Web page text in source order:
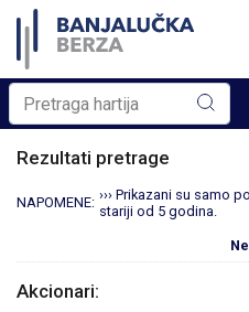
Rezultati pretrage
NAPOMENE: ››› Prikazani su samo
stariji od 5 godina.
Akcionari: